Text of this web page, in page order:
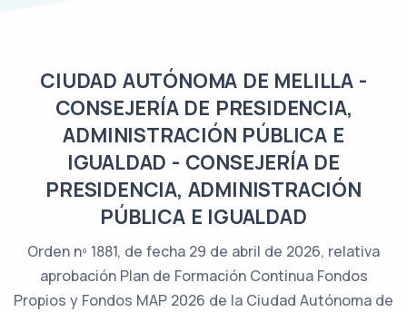
CIUDAD AUTÓNOMA DE MELILLA -
CONSEJERÍA DE PRESIDENCIA,
ADMINISTRACIÓN PÚBLICA E
IGUALDAD - CONSEJERÍA DE
PRESIDENCIA, ADMINISTRACIÓN
PÚBLICA E IGUALDAD
Orden nº 1881, de fecha 29 de abril de 2026, relativa
aprobación Plan de Formación Continua Fondos
Propios y Fondos MAP 2026 de la Ciudad Autónoma de